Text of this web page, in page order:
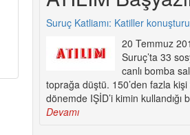
Suruç Katliamı: Katiller
20 Temmuz
Suruç’ta 33
canlı bomba
toprağa düştü. 150’den fazla kişi
dönemde IŞİD’i kimin kullandığı
Devamı